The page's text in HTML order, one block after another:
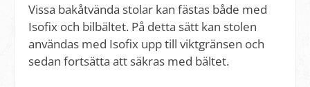
Vissa bakåtvända stolar kan fästas både med
Isofix och bilbältet. På detta sätt kan stolen
användas med Isofix upp till viktgränsen och
sedan fortsätta att säkras med bältet.